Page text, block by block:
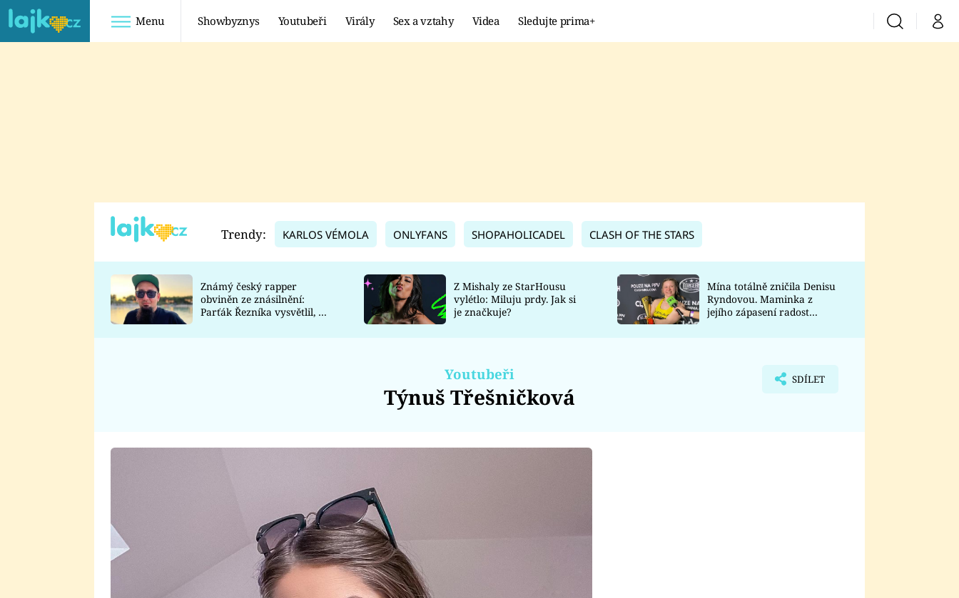
Menu Showbyznys Youtubeři Virály Sex a vztahy Videa Sledujte prima+ VyhledáváníMůj
TADEÁŠ KUBĚNKA
DATEL
Prima Lajk
Sledujte nás
Trendy: KARLOS VÉMOLA ONLYFANS SHOPAHOLICADEL CLASH OF THE STARS
Známý český rapper
obviněn ze znásilnění:
Parťák Řezníka vysvětlil, co
Z Mishaly ze StarHousu
vylétlo: Miluju prdy. Jak si
je značkuje?
Mína totálně zničila Denisu
Ryndovou. Maminka z
jejího zápasení radost
Youtubeři
Týnuš Třešničková
SDÍLET